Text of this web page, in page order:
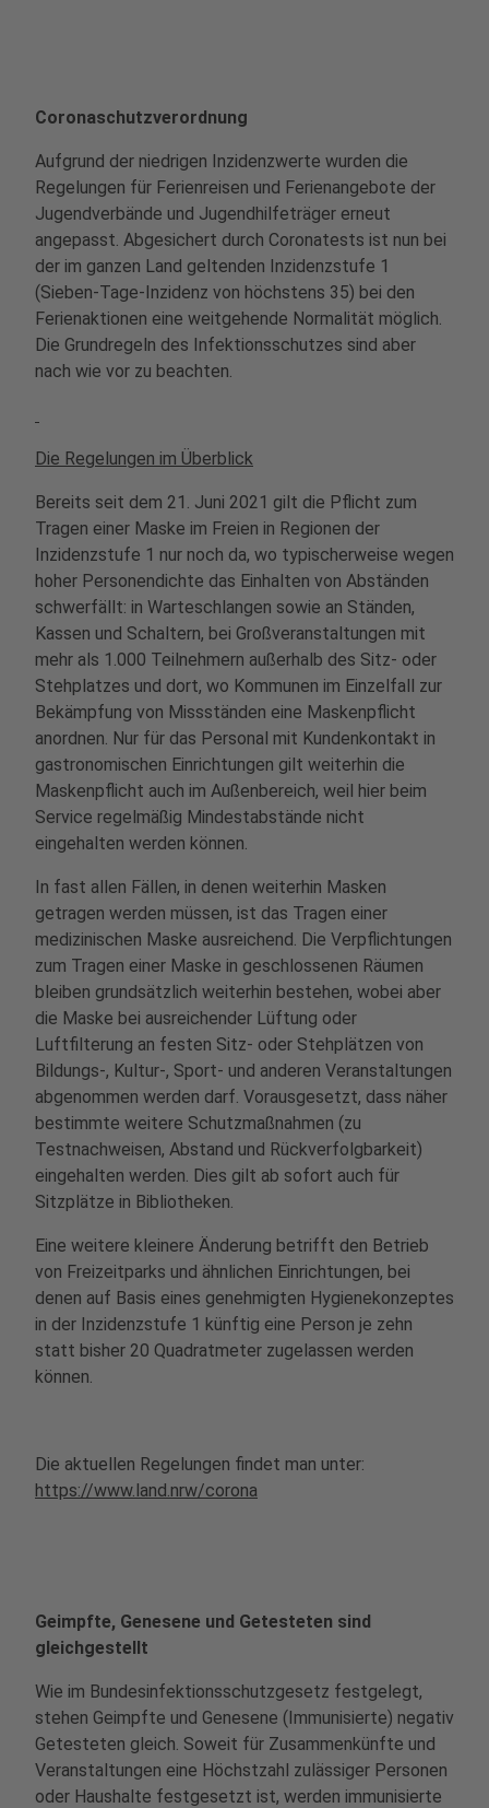
Coronaschutzverordnung
Aufgrund der niedrigen Inzidenzwerte wurden die
Regelungen für Ferienreisen und Ferienangebote der
Jugendverbände und Jugendhilfeträger erneut
angepasst. Abgesichert durch Coronatests ist nun bei
der im ganzen Land geltenden Inzidenzstufe 1
(Sieben-Tage-Inzidenz von höchstens 35) bei den
Ferienaktionen eine weitgehende Normalität möglich.
Die Grundregeln des Infektionsschutzes sind aber
nach wie vor zu beachten.
Die Regelungen im Überblick
Bereits seit dem 21. Juni 2021 gilt die Pflicht zum
Tragen einer Maske im Freien in Regionen der
Inzidenzstufe 1 nur noch da, wo typischerweise wegen
hoher Personendichte das Einhalten von Abständen
schwerfällt: in Warteschlangen sowie an Ständen,
Kassen und Schaltern, bei Großveranstaltungen mit
mehr als 1.000 Teilnehmern außerhalb des Sitz- oder
Stehplatzes und dort, wo Kommunen im Einzelfall zur
Bekämpfung von Missständen eine Maskenpflicht
anordnen. Nur für das Personal mit Kundenkontakt in
gastronomischen Einrichtungen gilt weiterhin die
Maskenpflicht auch im Außenbereich, weil hier beim
Service regelmäßig Mindestabstände nicht
eingehalten werden können.
In fast allen Fällen, in denen weiterhin Masken
getragen werden müssen, ist das Tragen einer
medizinischen Maske ausreichend. Die Verpflichtungen
zum Tragen einer Maske in geschlossenen Räumen
bleiben grundsätzlich weiterhin bestehen, wobei aber
die Maske bei ausreichender Lüftung oder
Luftfilterung an festen Sitz- oder Stehplätzen von
Bildungs-, Kultur-, Sport- und anderen Veranstaltungen
abgenommen werden darf. Vorausgesetzt, dass näher
bestimmte weitere Schutzmaßnahmen (zu
Testnachweisen, Abstand und Rückverfolgbarkeit)
eingehalten werden. Dies gilt ab sofort auch für
Sitzplätze in Bibliotheken.
Eine weitere kleinere Änderung betrifft den Betrieb
von Freizeitparks und ähnlichen Einrichtungen, bei
denen auf Basis eines genehmigten Hygienekonzeptes
in der Inzidenzstufe 1 künftig eine Person je zehn
statt bisher 20 Quadratmeter zugelassen werden
können.
Die aktuellen Regelungen findet man unter:
https://www.land.nrw/corona
Geimpfte, Genesene und Getesteten sind
gleichgestellt
Wie im Bundesinfektionsschutzgesetz festgelegt,
stehen Geimpfte und Genesene (Immunisierte) negativ
Getesteten gleich. Soweit für Zusammenkünfte und
Veranstaltungen eine Höchstzahl zulässiger Personen
oder Haushalte festgesetzt ist, werden immunisierte